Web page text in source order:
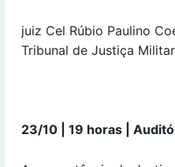
juiz Cel Rúbio Paulino
Tribunal de Justiça
23/10 | 19 horas |